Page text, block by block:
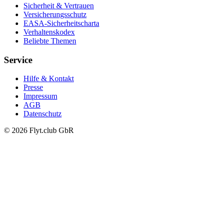
Sicherheit & Vertrauen
Versicherungsschutz
EASA-Sicherheitscharta
Verhaltenskodex
Beliebte Themen
Service
Hilfe & Kontakt
Presse
Impressum
AGB
Datenschutz
© 2026 Flyt.club GbR